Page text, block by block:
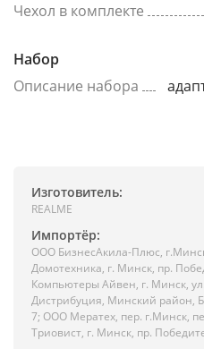
Чехол в комплекте
Набор
Описание набора
Изготовитель:
REALME
Импортёр:
ООО БизнесАкила-Плюc,
Домотехника, г. Минск, пр.
Компьютеры Айвен, г. Минск,
Дистрибуция, Минский район,
7; ООО Мератех, пер. г.Минск,
Триовист, г. Минск, пр.